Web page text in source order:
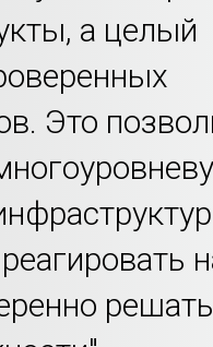
а целый
Это